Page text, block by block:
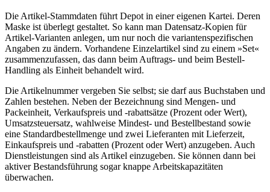
Die Artikel-Stammdaten führt Depot in einer eigenen Kartei. Deren
Maske ist überlegt gestaltet. So kann man Datensatz-Kopien für
Artikel-Varianten anlegen, um nur noch die variantenspezifischen
Angaben zu ändern. Vorhandene Einzelartikel sind zu einem »Set«
zusammenzufassen, das dann beim Auftrags- und beim Bestell-
Handling als Einheit behandelt wird.
Die Artikelnummer vergeben Sie selbst; sie darf aus Buchstaben und
Zahlen bestehen. Neben der Bezeichnung sind Mengen- und
Packeinheit, Verkaufspreis und -rabattsätze (Prozent oder Wert),
Umsatzsteuersatz, wahlweise Mindest- und Bestellbestand sowie
eine Standardbestellmenge und zwei Lieferanten mit Lieferzeit,
Einkaufspreis und -rabatten (Prozent oder Wert) anzugeben. Auch
Dienstleistungen sind als Artikel einzugeben. Sie können dann bei
aktiver Bestandsführung sogar knappe Arbeitskapazitäten
überwachen.